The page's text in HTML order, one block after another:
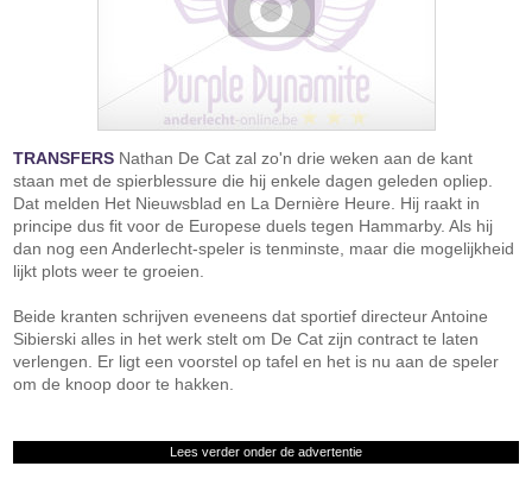
TRANSFERS Nathan De Cat zal zo'n drie weken aan de kant
staan met de spierblessure die hij enkele dagen geleden opliep.
Dat melden Het Nieuwsblad en La Dernière Heure. Hij raakt in
principe dus fit voor de Europese duels tegen Hammarby. Als hij
dan nog een Anderlecht-speler is tenminste, maar die mogelijkheid
lijkt plots weer te groeien.
Beide kranten schrijven eveneens dat sportief directeur Antoine
Sibierski alles in het werk stelt om De Cat zijn contract te laten
verlengen. Er ligt een voorstel op tafel en het is nu aan de speler
om de knoop door te hakken.
Lees verder onder de advertentie